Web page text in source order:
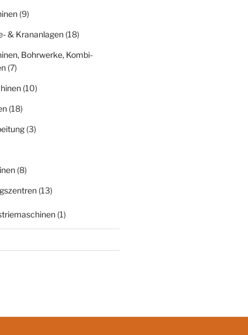
(9)
& Krananlagen(18)
Bohrwerke, Kombi-
(7)
(10)
(18)
(3)
(8)
(13)
(1)